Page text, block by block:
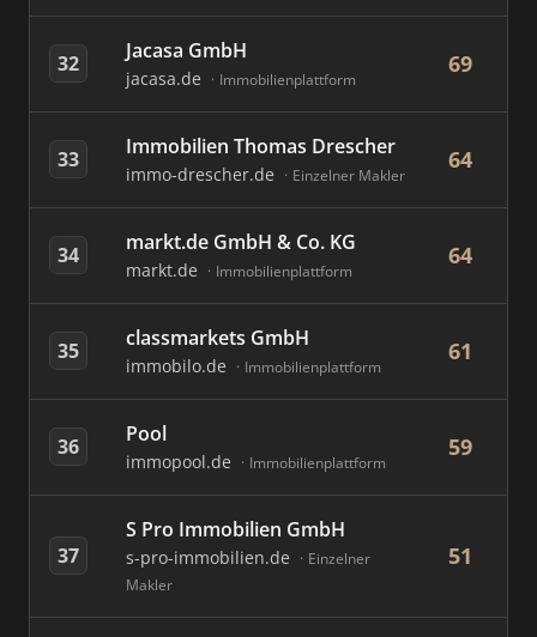
32 Jacasa GmbH
jacasa.de Immobilienplattform
69
33 Immobilien Thomas Drescher
immo-drescher.de Einzelner Makler
64
34 markt.de GmbH & Co. KG
markt.de Immobilienplattform
64
35 classmarkets GmbH
immobilo.de Immobilienplattform
61
36 Pool
immopool.de Immobilienplattform
59
37
S Pro Immobilien GmbH
s-pro-immobilien.de
Einzelner
Makler
51